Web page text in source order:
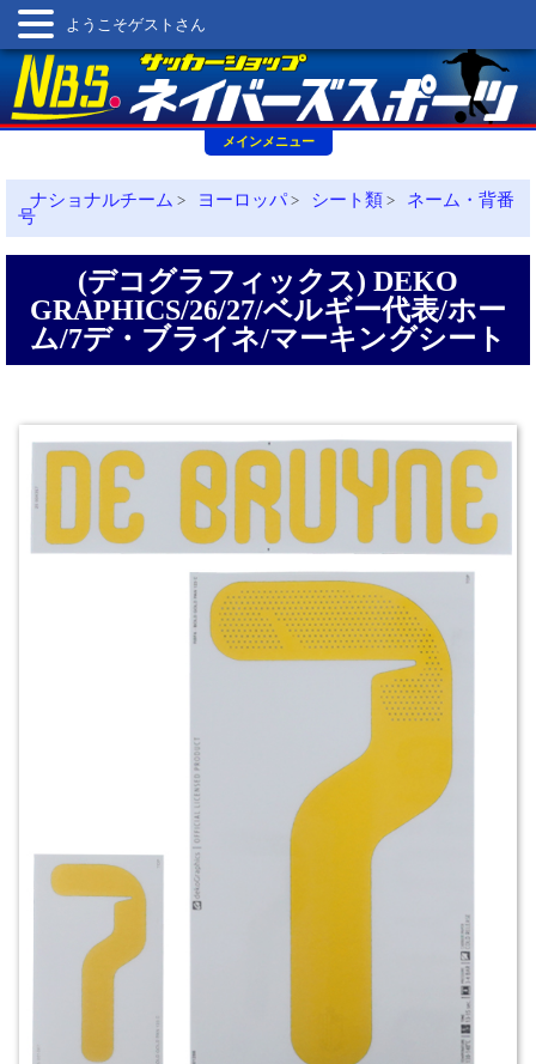
メインメニュー
ようこそゲストさん
ナショナルチーム > ヨーロッパ> シート類 >
ネーム・背番
号
(デコグラフィックス) DEKO
GRAPHICS/26/27/ベルギー代表/ホー
ム/7デ・ブライネ/マーキングシート